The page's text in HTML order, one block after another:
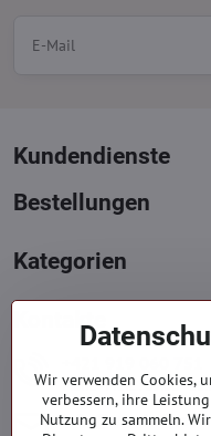
Kundendienste
Bestellungen
Kategorien
Kontakte
Mont. - Freit. : 09:00 -
info​@everlady​.eu
Wir verwenden Cookies,
verbessern, ihre
Nutzung zu sammeln.